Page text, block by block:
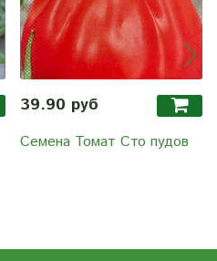
39.90 руб
Семена Томат Сто пудов